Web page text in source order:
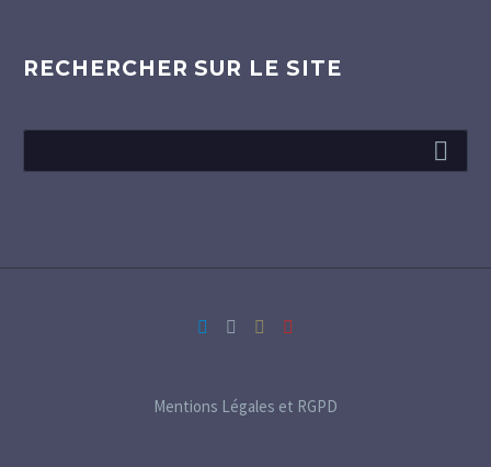
RECHERCHER SUR LE SITE
Mentions Légales et RGPD